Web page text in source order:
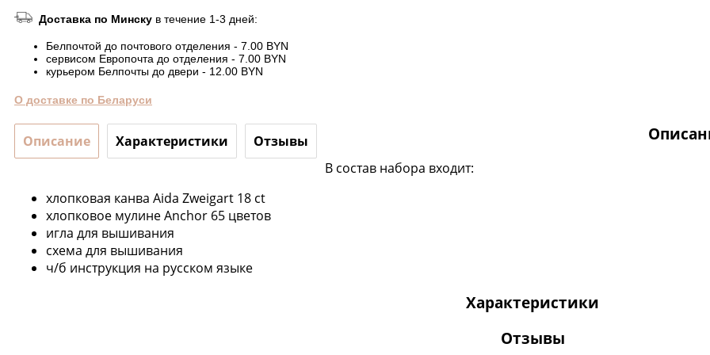
Доставка по Минску в течение 1-3 дней:
Белпочтой до почтового отделения - 7.00 BYN
сервисом Европочта до отделения - 7.00 BYN
курьером Белпочты до двери - 12.00 BYN
О доставке по Беларуси
Описание Характеристики Отзывы
В состав набора входит:
хлопковая канва Aida Zweigart 18 ct
хлопковое мулине Anchor 65 цветов
игла для вышивания
схема для вышивания
ч/б инструкция на русском языке
Характеристики
Отзывы